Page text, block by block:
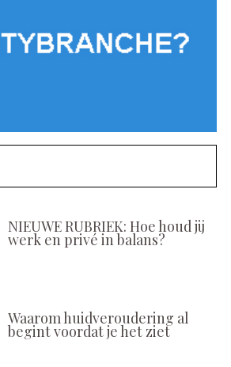
NIEUWE RUBRIEK: Hoe houd jij
werk en privé in balans?
Waarom huidveroudering al
begint voordat je het ziet